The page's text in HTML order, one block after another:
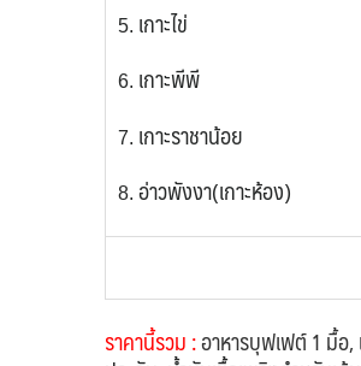
เกาะไข่
เกาะพีพี
เกาะราชาน้อย
อ่าวพังงา(เกาะห้อง)
ราคานี้รวม :อาหารบุฟเฟต์ 1 มื้อ,